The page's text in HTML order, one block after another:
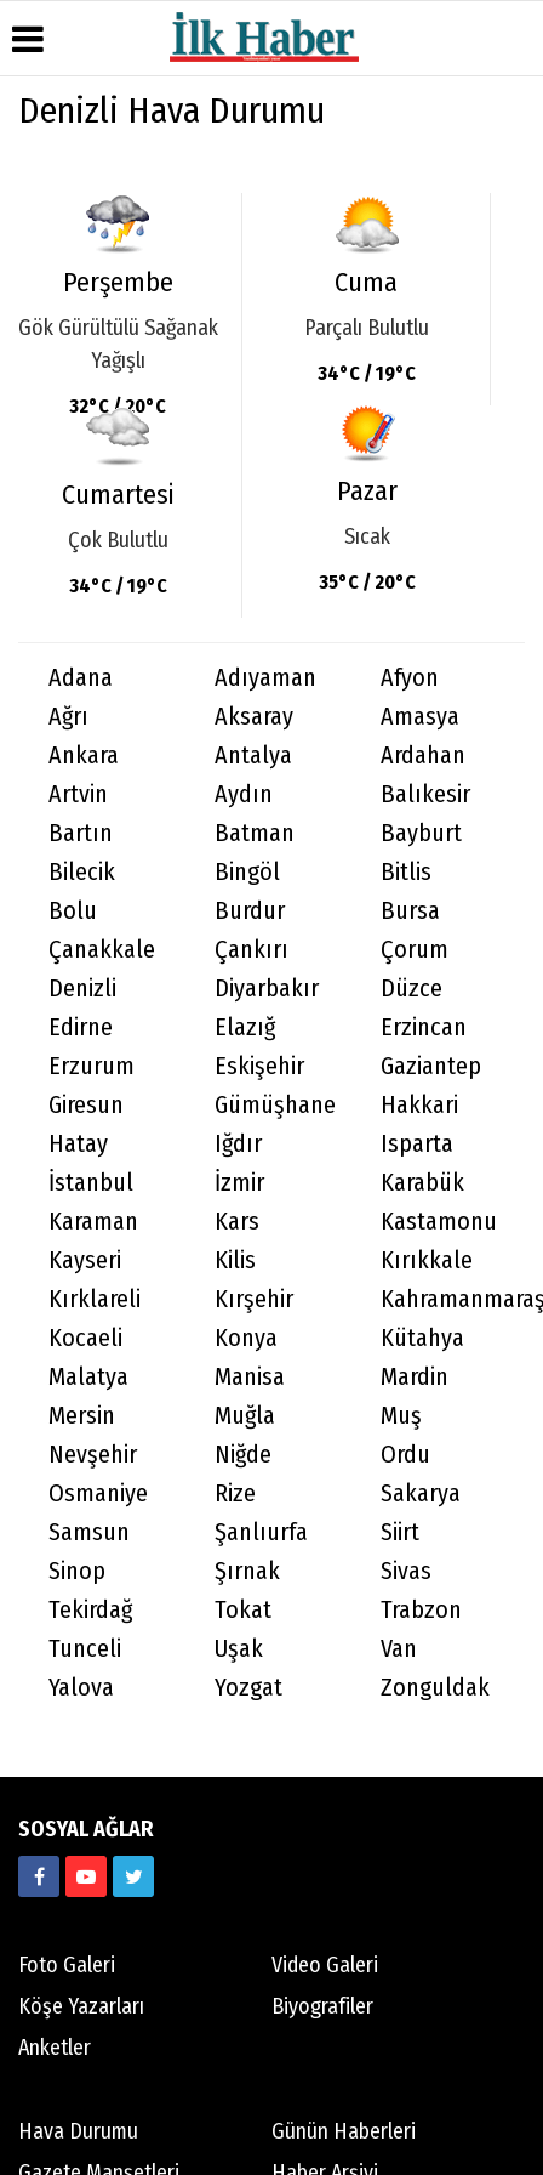
Arşivi
Gazete
Arşivi
Günün
Haberleri
Video
Galeri
Galeri
Denizli Hava Durumu
Perşembe
Gök Gürültülü Sağanak
Yağışlı
32°C / 20°C
Cuma
Parçalı Bulutlu
34°C / 19°C
Cumartesi
Çok Bulutlu
34°C / 19°C
Pazar
Sıcak
35°C / 20°C
Adana Adıyaman
Afyon
Ağrı
Aksaray
Amasya
Ankara
Antalya
Ardahan
Artvin
Aydın
Balıkesir
Bartın
Batman
Bayburt
Bilecik
Bingöl
Bitlis
Bolu
Burdur
Bursa
Çanakkale
Çankırı
Çorum
Denizli
Diyarbakır
Düzce
Edirne
Elazığ
Erzincan
Erzurum
Eskişehir
Gaziantep
Giresun
Gümüşhane
Hakkari
Hatay
Iğdır
Isparta
İstanbul
İzmir
Karabük
Karaman
Kars
Kastamonu
Kayseri
Kilis
Kırıkkale
Kırklareli
Kırşehir
Kocaeli
Konya
Kütahya
Malatya
Manisa
Mardin
Mersin
Muğla
Muş
Nevşehir
Niğde
Ordu
Osmaniye
Rize
Sakarya
Samsun
Şanlıurfa
Siirt
Sinop
Şırnak
Sivas
Tekirdağ
Tokat
Trabzon
Tunceli
Uşak
Van
Yalova
Yozgat Zonguldak
SOSYAL AĞLAR
Foto Galeri
Video Galeri
Köşe Yazarları
Biyografiler
Anketler
Hava Durumu
Günün Haberleri